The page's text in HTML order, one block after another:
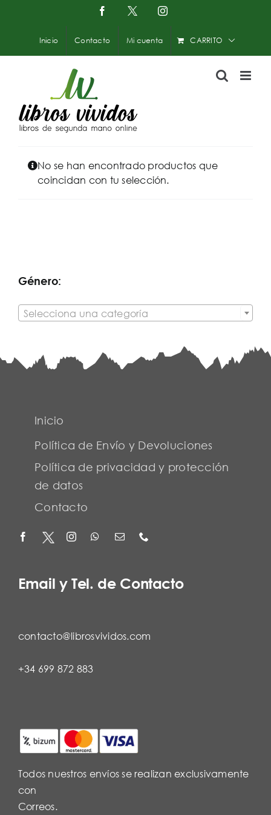
contenido
Facebook
X
Instagram
Inicio Contacto Mi cuenta CARRITO
No se han encontrado productos que
coincidan con tu selección.
Género:
Selecciona una categoría
Inicio
Política de Envío y Devoluciones
Política de privacidad y protección
de datos
Contacto
Email y Tel. de Contacto
contacto@librosvividos.com
+34 699 872 883
Todos nuestros envíos se realizan exclusivamente
con
Correos.